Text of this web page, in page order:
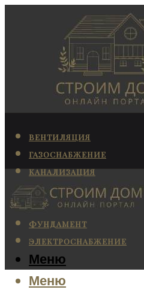
ВЕНТИЛЯЦИЯ
ГАЗОСНАБЖЕНИЕ
КАНАЛИЗАЦИЯ
КОНДИЦИОНИРОВАНИЕ
ОТОПЛЕНИЕ
ФУНДАМЕНТ
ЭЛЕКТРОСНАБЖЕНИЕ
Меню
Меню